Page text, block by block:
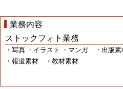
業務内容
ストックフォト業務
・写真 ・イラスト ・マンガ ・出版素
・報道素材 ・教材素材